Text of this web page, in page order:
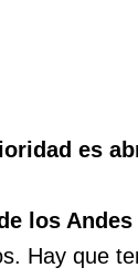
es
los Andes
Hay que